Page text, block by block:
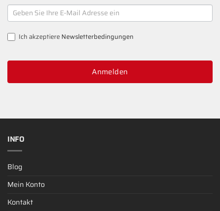
NEWSLETTER
SIGNUP
Ich akzeptiereNewsletterbedingungen
Anmelden
INFO
Blog
Mein Konto
Kontakt